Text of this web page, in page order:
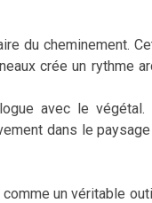
du cheminement.
crée un rythme
avec le
dans le
un véritable